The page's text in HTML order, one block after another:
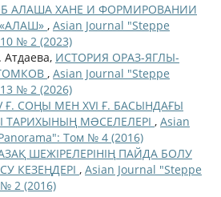
АЛАША ХАНЕ И ФОРМИРОВАНИИ
, Asian Journal "Steppe
№ 2 (2023)
ИСТОРИЯ ОРАЗ-ЯГЛЫ-
, Asian Journal "Steppe
№ 2 (2026)
Ғ. СОҢЫ МЕН XVI Ғ. БАСЫНДАҒЫ
ТАРИХЫНЫҢ МƏСЕЛЕЛЕРІ , Asian
Том № 4 (2016)
ШЕЖІРЕЛЕРІНІҢ ПАЙДА БОЛУ
КЕЗЕҢДЕРІ , Asian Journal "Steppe
2 (2016)